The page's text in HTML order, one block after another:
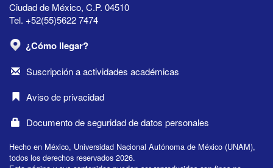
Ciudad de México, C.P. 04510
Tel. +52(55)5622 7474
¿Cómo llegar?
Suscripción a actividades académicas
Aviso de privacidad
Documento de seguridad de datos personales
Hecho en México, Universidad Nacional Autónoma de México (UNAM),
todos los derechos reservados 2026.